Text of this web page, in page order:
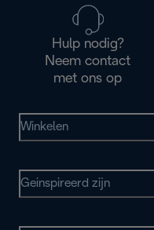
Hulp nodig?
Neem contact
met ons op
Winkelen
Geinspireerd zijn